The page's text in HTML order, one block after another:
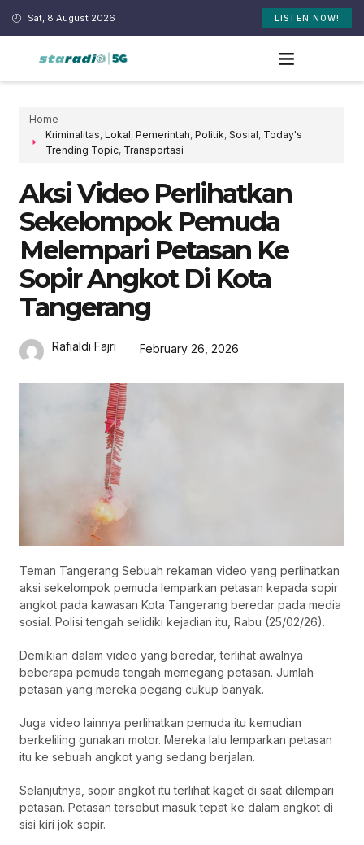
Sat, 8 August 2026 LISTEN NOW!
Home
Kriminalitas, Lokal, Pemerintah, Politik, Sosial, Today's
Trending Topic, Transportasi
Aksi Video Perlihatkan
Sekelompok Pemuda
Melempari Petasan Ke
Sopir Angkot Di Kota
Tangerang
Rafialdi Fajri February 26, 2026
Teman Tangerang Sebuah rekaman video yang perlihatkan
aksi sekelompok pemuda lemparkan petasan kepada sopir
angkot pada kawasan Kota Tangerang beredar pada media
sosial. Polisi tengah selidiki kejadian itu, Rabu (25/02/26).
Demikian dalam video yang beredar, terlihat awalnya
beberapa pemuda tengah memegang petasan. Jumlah
petasan yang mereka pegang cukup banyak.
Juga video lainnya perlihatkan pemuda itu kemudian
berkeliling gunakan motor. Mereka lalu lemparkan petasan
itu ke sebuah angkot yang sedang berjalan.
Selanjutnya, sopir angkot itu terlihat kaget di saat dilempari
petasan. Petasan tersebut masuk tepat ke dalam angkot di
sisi kiri jok sopir.